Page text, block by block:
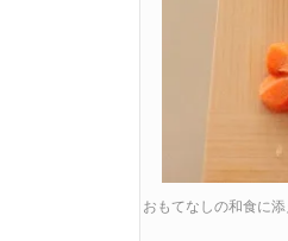
おもてなしの和食に